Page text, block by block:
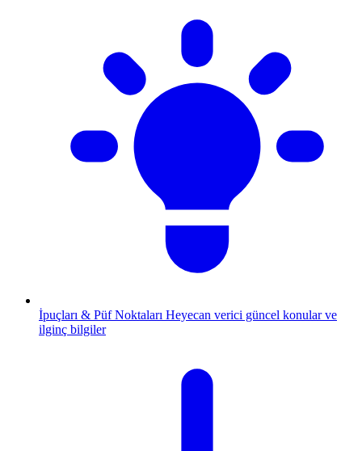
İpuçları & Püf Noktaları Heyecan verici güncel konular ve
ilginç bilgiler